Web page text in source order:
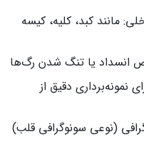
مانند کبد، کلیه، کیسه
انسداد یا تنگ شدن رگ‌ها
نمونه‌برداری دقیق از
(نوعی سونوگرافی قلب)